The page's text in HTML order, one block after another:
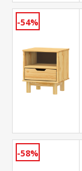
-54%
-58%